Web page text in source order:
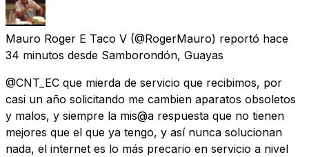
Mauro Roger E Taco V (@RogerMauro) reportó hace
34 minutos desde Samborondón, Guayas
@CNT_EC que mierda de servicio que recibimos, por
casi un año solicitando me cambien aparatos obsoletos
y malos, y siempre la mis@a respuesta que no tienen
mejores que el que ya tengo, y así nunca solucionan
nada, el internet es lo más precario en servicio a nivel